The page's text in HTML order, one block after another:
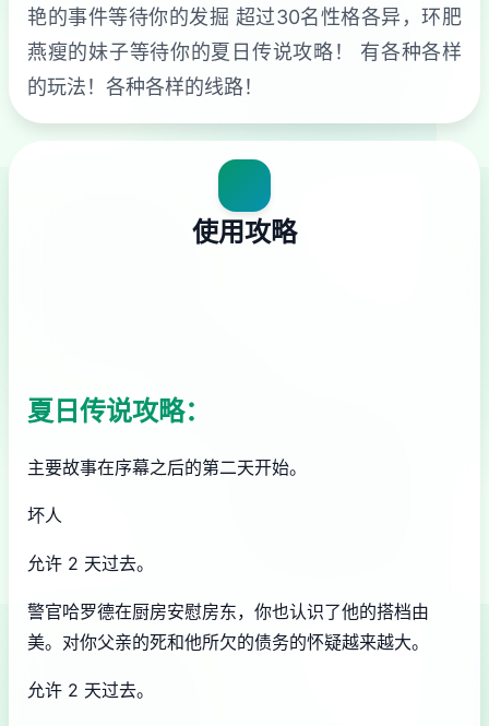
艳的事件等待你的发掘 超过30名性格各异，环肥
燕瘦的妹子等待你的夏日传说攻略！ 有各种各样
的玩法！各种各样的线路！
使用攻略
夏日传说攻略：
主要故事在序幕之后的第二天开始。
坏人
允许 2 天过去。
警官哈罗德在厨房安慰房东，你也认识了他的搭档由
美。对你父亲的死和他所欠的债务的怀疑越来越大。
允许 2 天过去。